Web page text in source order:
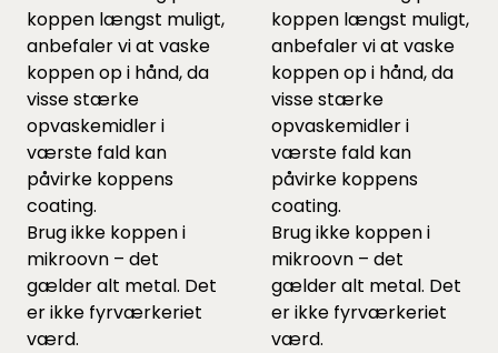
koppen længst muligt,
anbefaler vi at vaske
koppen op i hånd, da
visse stærke
opvaskemidler i
værste fald kan
påvirke koppens
coating.
Brug ikke koppen i
mikroovn – det
gælder alt metal. Det
er ikke fyrværkeriet
værd.
koppen længst muligt,
anbefaler vi at vaske
koppen op i hånd, da
visse stærke
opvaskemidler i
værste fald kan
påvirke koppens
coating.
Brug ikke koppen i
mikroovn – det
gælder alt metal. Det
er ikke fyrværkeriet
værd.